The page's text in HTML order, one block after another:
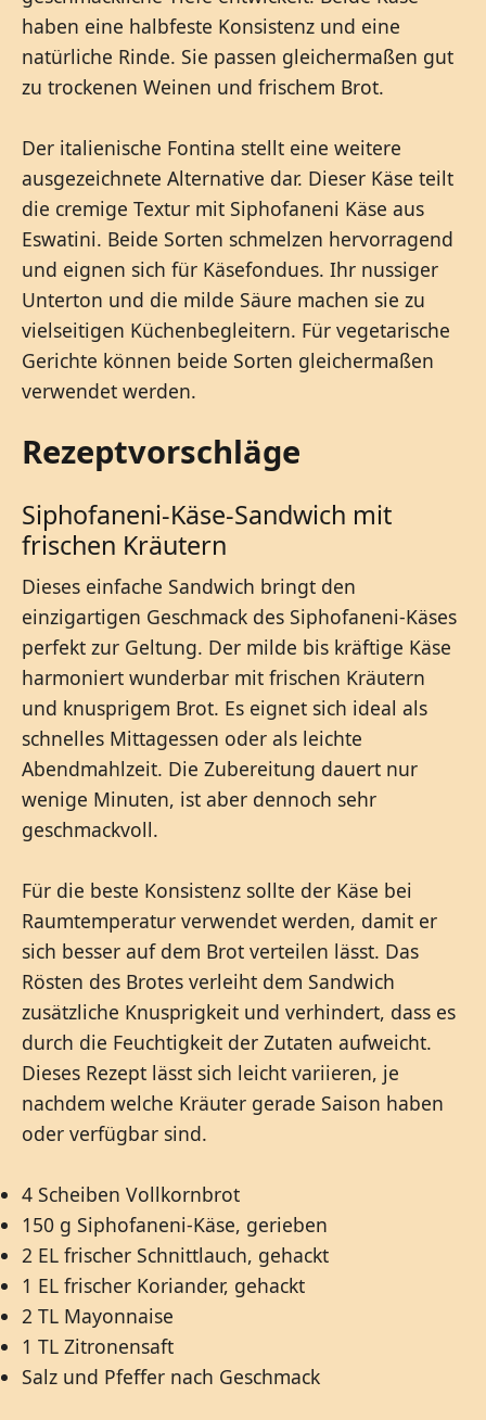
haben eine halbfeste Konsistenz und eine
natürliche Rinde. Sie passen gleichermaßen gut
zu trockenen Weinen und frischem Brot.
Der italienische Fontina stellt eine weitere
ausgezeichnete Alternative dar. Dieser Käse teilt
die cremige Textur mit Siphofaneni Käse aus
Eswatini. Beide Sorten schmelzen hervorragend
und eignen sich für Käsefondues. Ihr nussiger
Unterton und die milde Säure machen sie zu
vielseitigen Küchenbegleitern. Für vegetarische
Gerichte können beide Sorten gleichermaßen
verwendet werden.
Rezeptvorschläge
Siphofaneni-Käse-Sandwich mit
frischen Kräutern
Dieses einfache Sandwich bringt den
einzigartigen Geschmack des Siphofaneni-Käses
perfekt zur Geltung. Der milde bis kräftige Käse
harmoniert wunderbar mit frischen Kräutern
und knusprigem Brot. Es eignet sich ideal als
schnelles Mittagessen oder als leichte
Abendmahlzeit. Die Zubereitung dauert nur
wenige Minuten, ist aber dennoch sehr
geschmackvoll.
Für die beste Konsistenz sollte der Käse bei
Raumtemperatur verwendet werden, damit er
sich besser auf dem Brot verteilen lässt. Das
Rösten des Brotes verleiht dem Sandwich
zusätzliche Knusprigkeit und verhindert, dass es
durch die Feuchtigkeit der Zutaten aufweicht.
Dieses Rezept lässt sich leicht variieren, je
nachdem welche Kräuter gerade Saison haben
oder verfügbar sind.
4 Scheiben Vollkornbrot
150 g Siphofaneni-Käse, gerieben
2 EL frischer Schnittlauch, gehackt
1 EL frischer Koriander, gehackt
2 TL Mayonnaise
1 TL Zitronensaft
Salz und Pfeffer nach Geschmack